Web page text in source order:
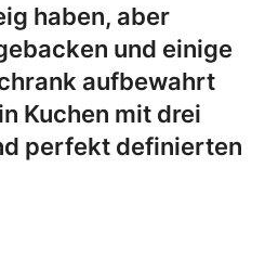
haben, aber
und einige
aufbewahrt
Kuchen mit drei
perfekt definierten